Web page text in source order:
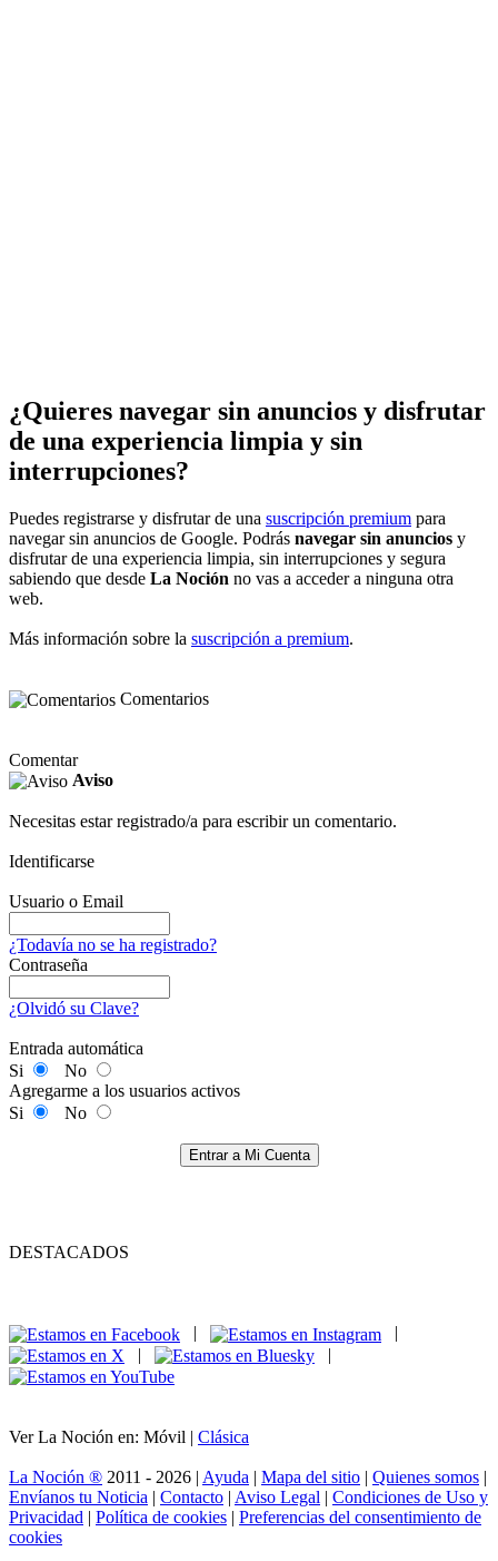
¿Quieres navegar sin anuncios y disfrutar
de una experiencia limpia y sin
interrupciones?
Puedes registrarse y disfrutar de una suscripción premium para
navegar sin anuncios de Google. Podrás navegar sin anuncios y
disfrutar de una experiencia limpia, sin interrupciones y segura
sabiendo que desde La Noción no vas a acceder a ninguna otra
web.
Más información sobre la suscripción a premium.
Comentarios
Comentar
Aviso
Necesitas estar registrado/a para escribir un comentario.
Identificarse
Usuario o Email
¿Todavía no se ha registrado?
Contraseña
¿Olvidó su Clave?
Entrada automática
Si
No
Agregarme a los usuarios activos
Si
No
Entrar a Mi Cuenta
DESTACADOS
|
|
Ver La Noción en: Móvil | Clásica
La Noción ® 2011 - 2026 | Ayuda | Mapa del sitio | Quienes somos |
Envíanos tu Noticia | Contacto | Aviso Legal | Condiciones de Uso y
Privacidad | Política de cookies | Preferencias del consentimiento de
cookies